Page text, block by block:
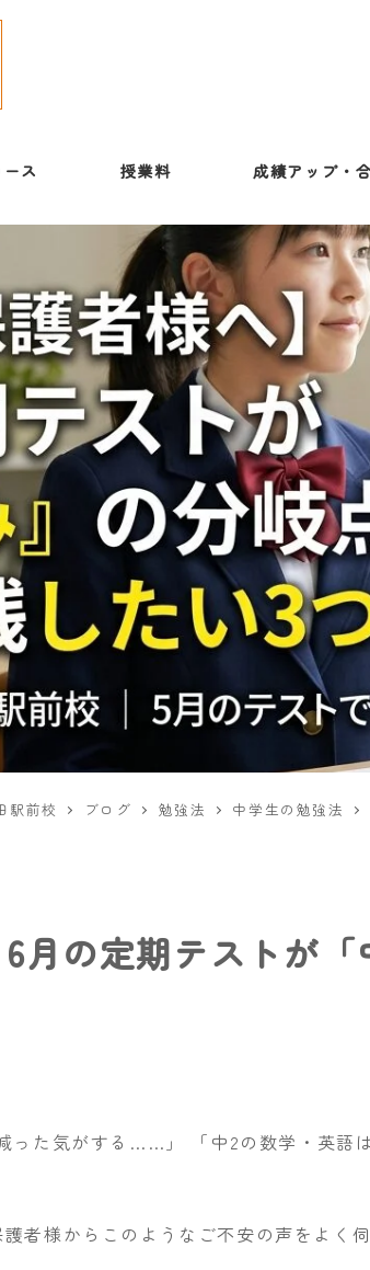
ース 授業料 成績アップ・
駅前校 ブログ 勉強法 中学生の勉強法
6月の定期テストが
った気がする……」 「中2の数学・英語
者様からこのようなご不安の声をよく伺